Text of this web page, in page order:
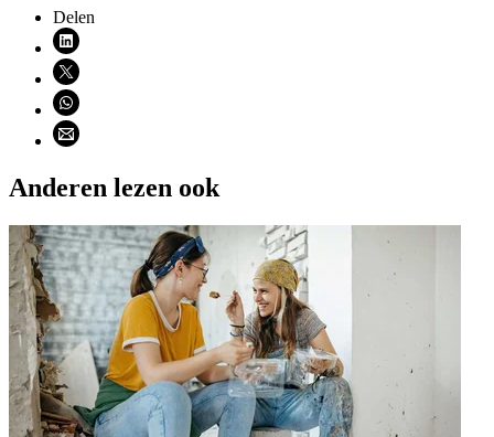
Delen
Deel via LinkedIn (opent nieuw venster)
Deel via X (opent nieuw venster)
Deel via WhatsApp (opent WhatsApp)
Deel via email (opent email programma)
Anderen lezen ook